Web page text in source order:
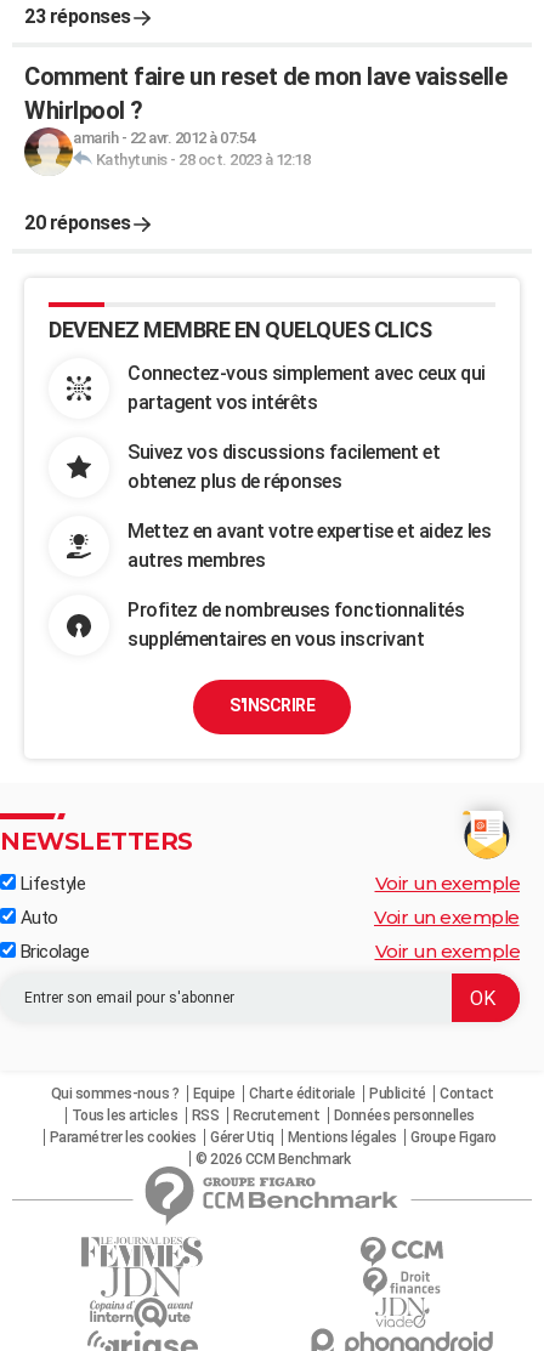
23 réponses
Comment faire un reset de mon lave vaisselle
Whirlpool ?
amarih- 22 avr. 2012 à 07:54
Kathytunis- 28 oct. 2023 à 12:18
20 réponses
DEVENEZ MEMBRE EN QUELQUES CLICS
Connectez-vous simplement avec ceux qui
partagent vos intérêts
Suivez vos discussions facilement et
obtenez plus de réponses
Mettez en avant votre expertise et aidez les
autres membres
Profitez de nombreuses fonctionnalités
supplémentaires en vous inscrivant
S'INSCRIRE
NEWSLETTERS
Lifestyle Voir un exemple
Auto Voir un exemple
Bricolage Voir un exemple
Qui sommes-nous ? Equipe Charte éditoriale Publicité
Contact
Tous les articles
RSS Recrutement
Données personnelles
Paramétrer les cookies
Gérer Utiq Mentions légales
Groupe Figaro
© 2026 CCM Benchmark